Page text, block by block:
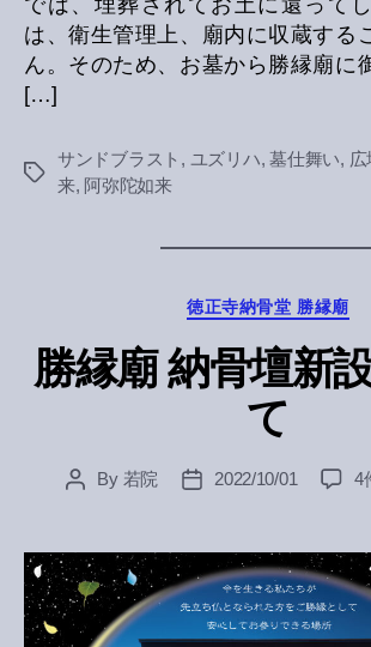
は、衛生管理上、廟内に収蔵する
ん。そのため、お墓から勝縁廟に
[…]
Tags
サンドブラスト , ユズリハ,墓仕舞い,
来, 阿弥陀如来
Categories
徳正寺納骨堂 勝縁廟
勝縁廟 納骨壇新
て
PostBy 若院
Post2022/10/01
勝
納
骨
壇
新
4